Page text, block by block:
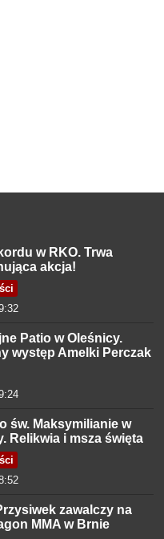
w RKO. Trwa
akcja!
Patio w Oleśnicy.
występ Amelki Perczak
św. Maksymilianie w
Relikwia i msza święta
zawalczy na
MMA w Brnie